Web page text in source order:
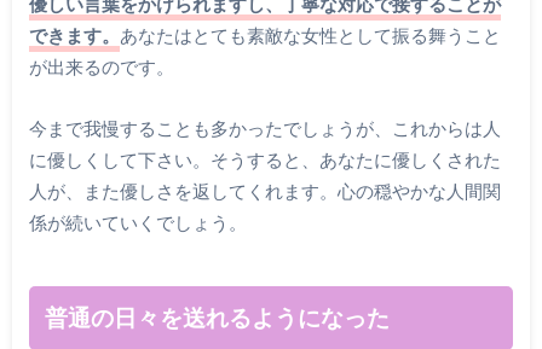
できます。 あなたはとても素敵な女性として振る舞うこと
が出来るのです。
今まで我慢することも多かったでしょうが、これからは人
に優しくして下さい。そうすると、あなたに優しくされた
人が、また優しさを返してくれます。心の穏やかな人間関
係が続いていくでしょう。
普通の日々を送れるようになった